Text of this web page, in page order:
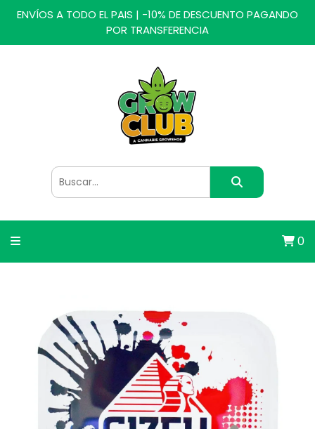
ENVÍOS A TODO EL PAIS | -10% DE DESCUENTO PAGANDO
POR TRANSFERENCIA
0